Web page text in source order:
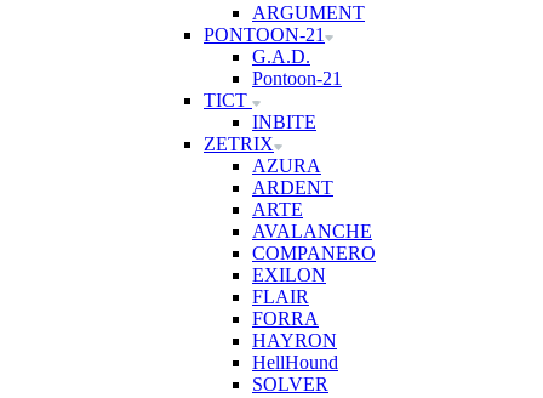
ARGUMENT
PONTOON-21
G.A.D.
Pontoon-21
TICT
INBITE
ZETRIX
AZURA
ARDENT
ARTE
AVALANCHE
COMPANERO
EXILON
FLAIR
FORRA
HAYRON
HellHound
SOLVER